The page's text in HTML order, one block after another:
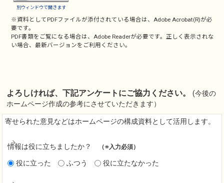
別ウィンドウで開きます
※資料としてPDFファイルが添付されている場合は、Adobe Acrobat(R)が必
要です。
PDF書類をご覧になる場合は、Adobe Readerが必要です。正しく表示されな
い場合、最新バージョンをご利用ください。